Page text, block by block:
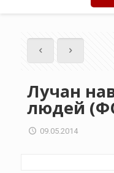
Лучан
людей
09.05.2014